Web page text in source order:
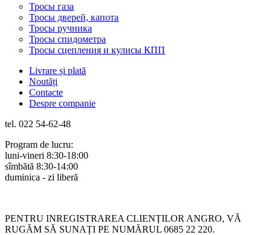
Тросы газа
Тросы дверей, капота
Тросы ручника
Тросы спидометра
Тросы сцепления и кулисы КПП
Livrare și plată
Noutăți
Contacte
Despre companie
tel. 022 54-62-48
Program de lucru:
luni-vineri 8:30-18:00
sîmbătă 8:30-14:00
duminica - zi liberă
PENTRU INREGISTRAREA CLIENȚILOR ANGRO, VĂ
RUGĂM SĂ SUNAȚI PE NUMĂRUL 0685 22 220.